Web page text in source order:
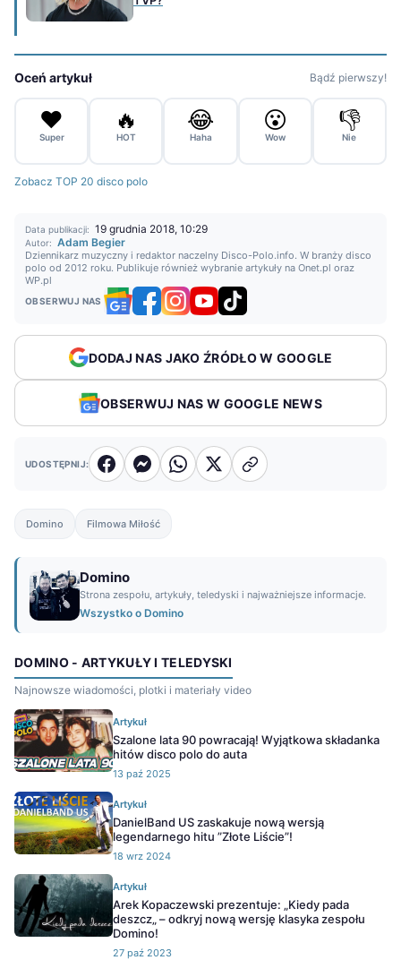
Oceń artykuł Bądź pierwszy!
❤️
Super
🔥
HOT
😂
Haha
😮
Wow
👎
Nie
Zobacz TOP 20 disco polo
Data publikacji: 19 grudnia 2018, 10:29
Autor: Adam Begier
Dziennikarz muzyczny i redaktor naczelny Disco-Polo.info. W branży disco
polo od 2012 roku. Publikuje również wybranie artykuły na Onet.pl oraz
WP.pl
OBSERWUJ NAS
DODAJ NAS JAKO ŹRÓDŁO W GOOGLE
OBSERWUJ NAS W GOOGLE NEWS
UDOSTĘPNIJ:
Domino Filmowa Miłość
Domino
Strona zespołu, artykuły, teledyski i najważniejsze informacje.
Wszystko o Domino
DOMINO - ARTYKUŁY I TELEDYSKI
Najnowsze wiadomości, plotki i materiały video
Artykuł
Szalone lata 90 powracają! Wyjątkowa składanka
hitów disco polo do auta
13 paź 2025
Artykuł
DanielBand US zaskakuje nową wersją
legendarnego hitu ”Złote Liście”!
18 wrz 2024
Artykuł
Arek Kopaczewski prezentuje: „Kiedy pada
deszcz„ – odkryj nową wersję klasyka zespołu
Domino!
27 paź 2023